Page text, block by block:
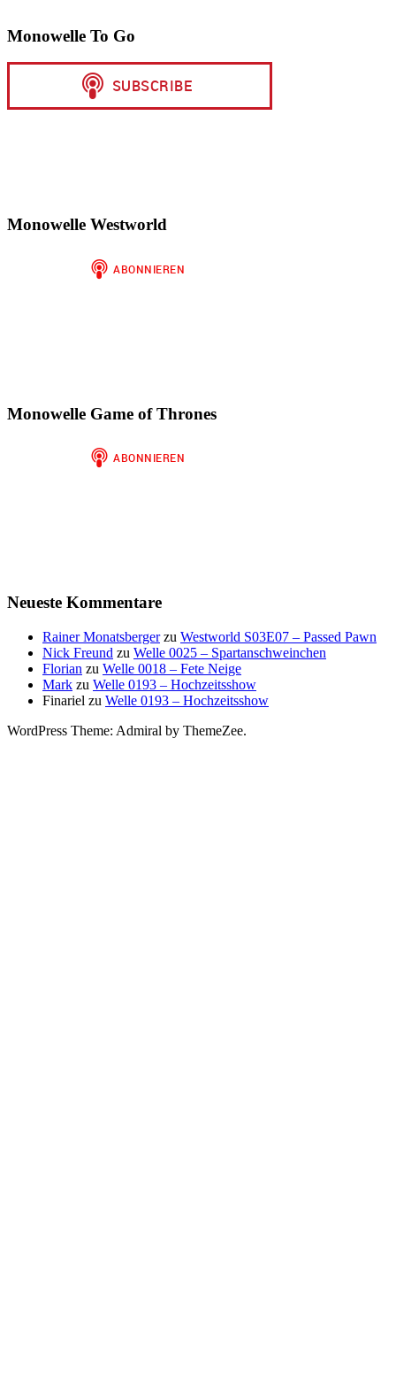
Monowelle To Go
Monowelle Westworld
Monowelle Game of Thrones
Neueste Kommentare
Rainer Monatsbergerzu Westworld S03E07 – Passed Pawn
Nick Freund zu Welle 0025 – Spartanschweinchen
Florian zu Welle 0018 – Fete Neige
Mark zu Welle 0193 – Hochzeitsshow
Finariel zu Welle 0193 – Hochzeitsshow
WordPress Theme: Admiral by ThemeZee.